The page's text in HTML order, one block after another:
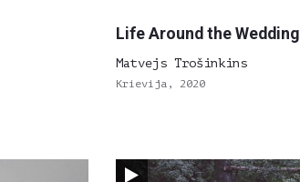
Life Around the Wedding
Matvejs Trošinkins
Krievija, 2020